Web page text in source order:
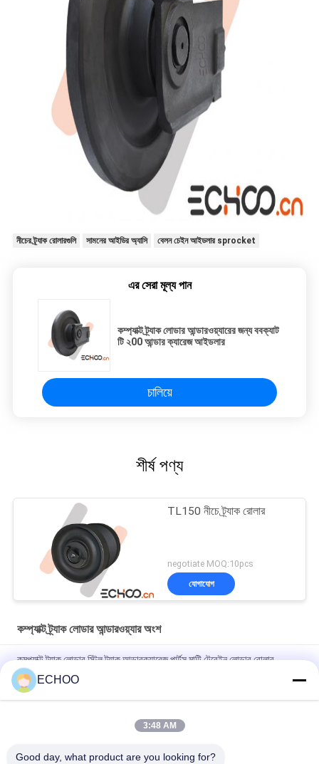
নীচের ট্র্যাক রোলারগুলি সামনের আইডির অ্যাসি বেলন চেইন আইডলার sprocket
এর সেরা মূল্য পান
কম্প্যাক্ট ট্র্যাক লোডার আন্ডারওয়্যারের জন্য ববক্যাট
টি ২00 আন্ডার ক্যারেজ আইডলার
চালিয়ে
শীর্ষ পণ্য
TL150 নীচে ট্র্যাক রোলার
negotiate MOQ:10pcs
যোগাযোগ
কম্প্যাক্ট ট্র্যাক লোডার আন্ডারওয়্যার অংশ
কমপ্যাক্ট ট্র্যাক লোডার স্টিল ট্র্যাক আন্ডারক্যারেজ পার্টস মাল্টি টেরেইন লোডার রোলার
আইডলার স্প্রোকেট রাবার ট্র্যাক
কম্প্যাক্ট ট্র্যাক লোডার আন্ডারওয়্যারের জন্য কালো টেকুচি TL140 ফ্রন্ট আইডলার অ্যাসি
উচ্চ শক্তি কম্প্যাক্ট ট্র্যাক লোডার আন্ডারওয়্যার অংশ, Kubota SVL75 আইডলার অংশ
ECHOO
3:48 AM
Good day, what product are you looking for?